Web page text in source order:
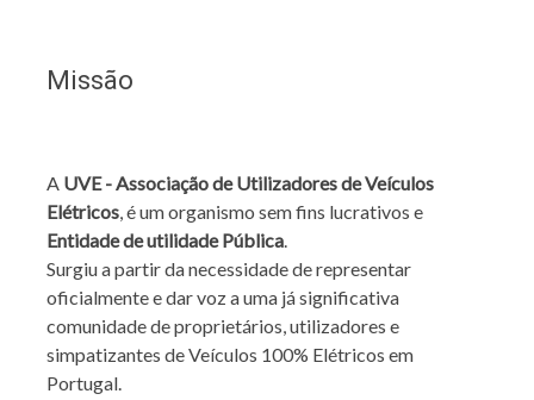
Missão
A UVE - Associação de Utilizadores de Veículos
Elétricos, é um organismo sem fins lucrativos e
Entidade de utilidade Pública.
Surgiu a partir da necessidade de representar
oficialmente e dar voz a uma já significativa
comunidade de proprietários, utilizadores e
simpatizantes de Veículos 100% Elétricos em
Portugal.